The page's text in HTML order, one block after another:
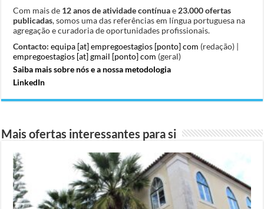
Com mais de 12 anos de atividade contínuae 23.000 ofertas
publicadas, somos uma das referências em língua portuguesa na
agregação e curadoria de oportunidades profissionais.
Contacto: equipa [at] empregoestagios [ponto] com (redação) |
empregoestagios [at] gmail [ponto] com (geral)
Saiba mais sobre nós e a nossa metodologia
LinkedIn
Mais ofertas interessantes para si